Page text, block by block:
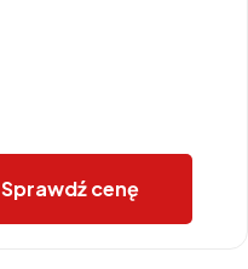
Sprawdź cenę